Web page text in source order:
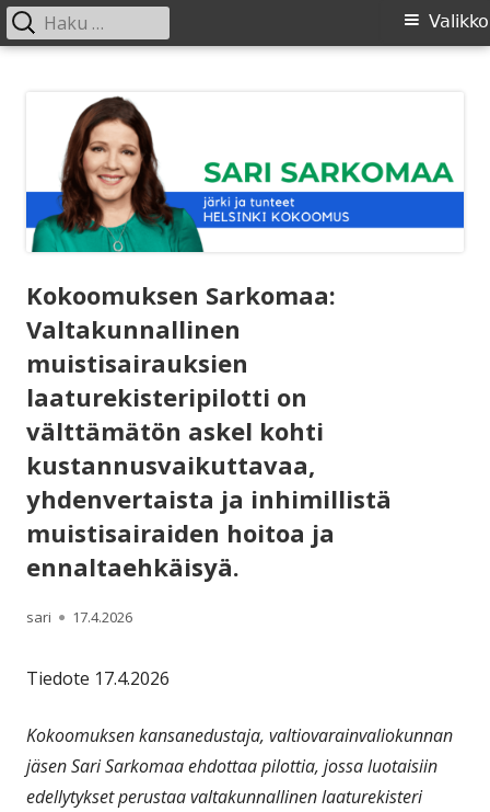
Ensisijainen
Valikko
Haku:
Kokoomuksen Sarkomaa:
Valtakunnallinen
muistisairauksien
laaturekisteripilotti on
välttämätön askel kohti
kustannusvaikuttavaa,
yhdenvertaista ja inhimillistä
muistisairaiden hoitoa ja
ennaltaehkäisyä.
Kirjoittaja
sari Julkaistu
17.4.2026
Tiedote 17.4.2026
Kokoomuksen kansanedustaja, valtiovarainvaliokunnan
jäsen Sari Sarkomaa ehdottaa pilottia, jossa luotaisiin
edellytykset perustaa valtakunnallinen laaturekisteri